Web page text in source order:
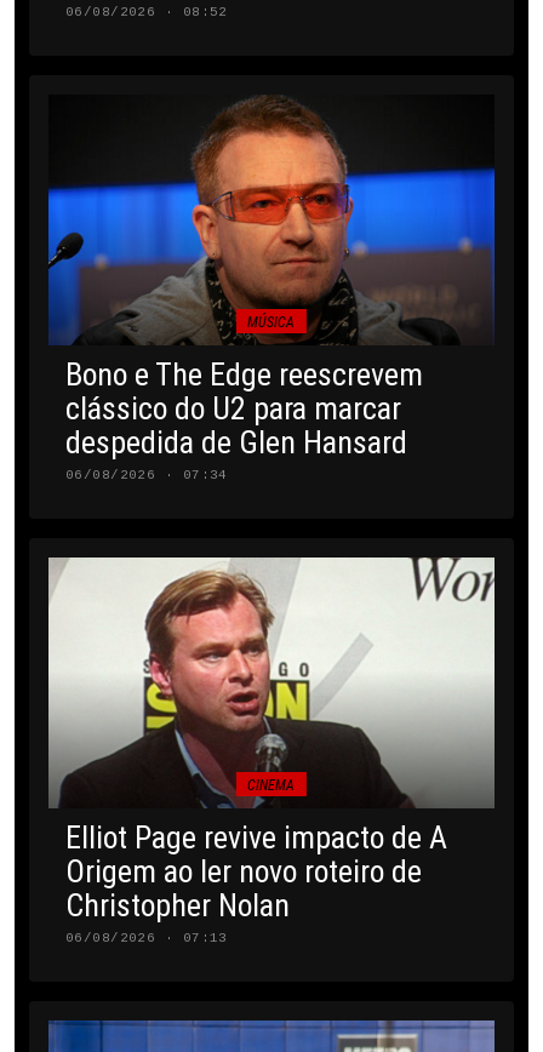
06/08/2026 · 08:52
MÚSICA
Bono e The Edge reescrevem
clássico do U2 para marcar
despedida de Glen Hansard
06/08/2026 · 07:34
CINEMA
Elliot Page revive impacto de A
Origem ao ler novo roteiro de
Christopher Nolan
06/08/2026 · 07:13